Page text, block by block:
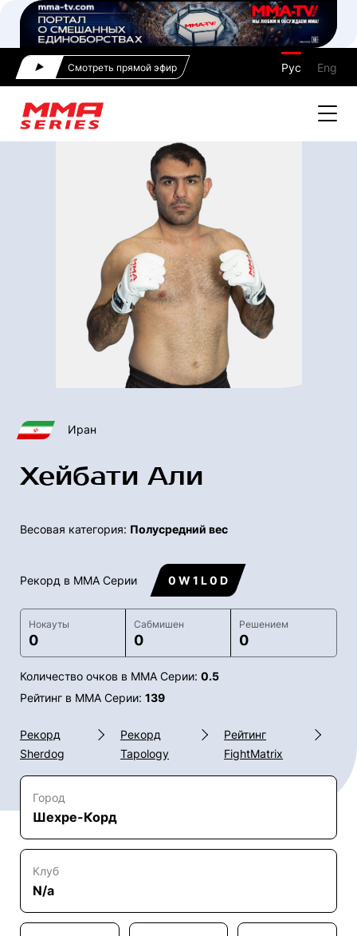
Смотреть прямой эфир Рус Eng
Иран
Хейбати Али
Весовая категория: Полусредний вес
Рекорд в ММА Серии 0 W 1 L 0 D
Нокауты
0
Сабмишен
0
Решением
0
Количество очков в ММА Серии: 0.5
Рейтинг в ММА Серии: 139
Рекорд
Sherdog
Рекорд
Tapology
Рейтинг
FightMatrix
Город
Шехре-Корд
Клуб
N/a